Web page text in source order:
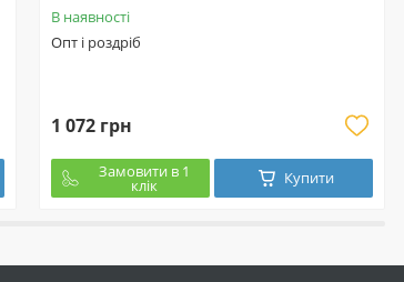
В наявності
Опт і роздріб
1 072 грн
Замовити в 1
клік Купити